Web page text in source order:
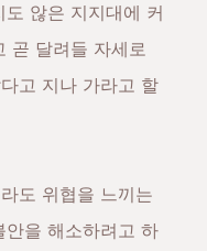
않은 지지대에 커
곧 달려들 자세로
고 지나 가라고 할
도 위협을 느끼는
을 해소하려고 하